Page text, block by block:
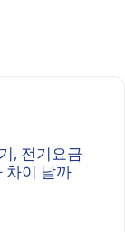
, 전기요금
차이 날까